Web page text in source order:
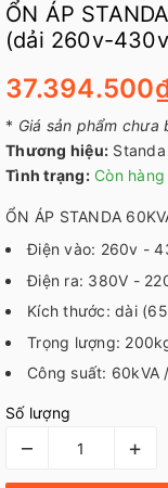
ỔN ÁP
(dải 260v-
* Giá sản phẩm chưa
Thương hiệu: Standa
Tình trạng: Còn hàng
ỔN ÁP STANDA
Điện vào: 260v -
Điện ra: 380V -
Kích thước: dài
Trọng lượng:
Công suất: 60kVA
Số lượng
– +